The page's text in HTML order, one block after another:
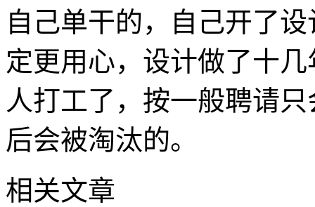
自己单干的，自己开了
定更用心，设计做了十
人打工了，按一般聘请
后会被淘汰的。
相关文章